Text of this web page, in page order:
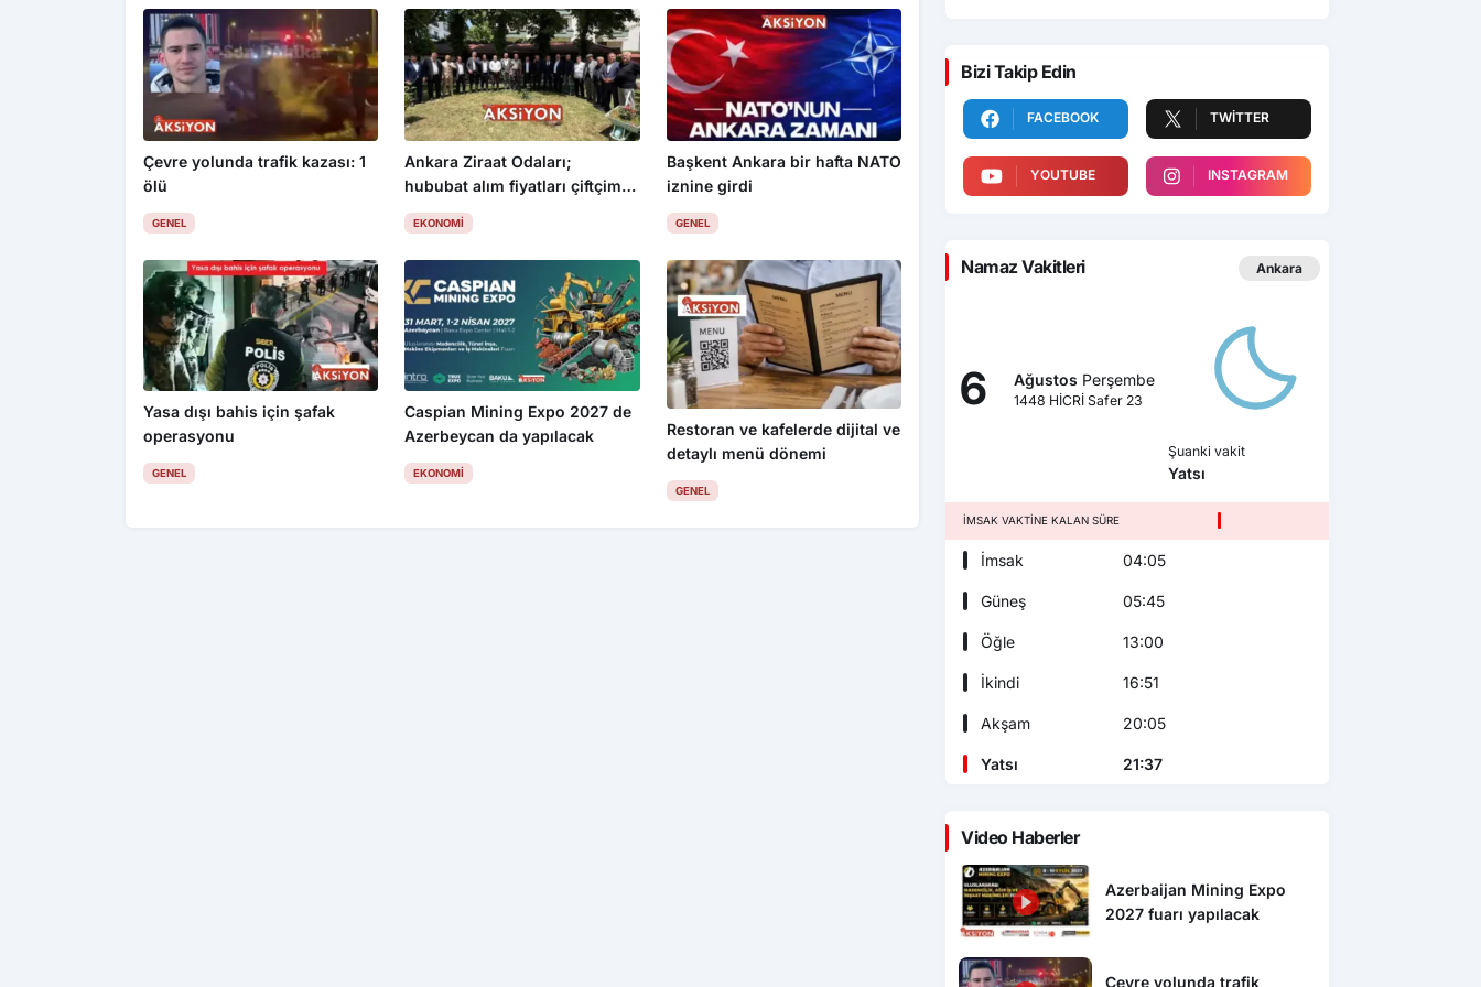
Çevre yolunda trafik kazası: 1
ölü
GENEL
Ankara Ziraat Odaları;
hububat alım fiyatları çiftçimizi
üzdü
EKONOMI
Başkent Ankara bir hafta NATO
iznine girdi
GENEL
Yasa dışı bahis için şafak
operasyonu
GENEL
Caspian Mining Expo 2027 de
Azerbeycan da yapılacak
EKONOMI
Restoran ve kafelerde dijital ve
detaylı menü dönemi
GENEL
Bizi Takip Edin
FACEBOOK TWITTER
YOUTUBE INSTAGRAM
Namaz Vakitleri Ankara
6 Ağustos Perşembe
1448 HİCRİ Safer 23
Şuanki vakit
Yatsı
İMSAK VAKTINE KALAN SÜRE
İmsak 04:05
Güneş 05:45
Öğle 13:00
İkindi 16:51
Akşam 20:05
Yatsı 21:37
Video Haberler
Azerbaijan Mining Expo
2027 fuarı yapılacak
Çevre yolunda trafik